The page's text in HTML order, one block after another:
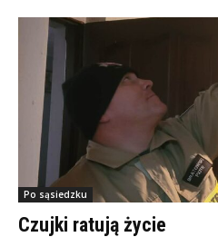
Po sąsiedzku
Czujki ratują życie